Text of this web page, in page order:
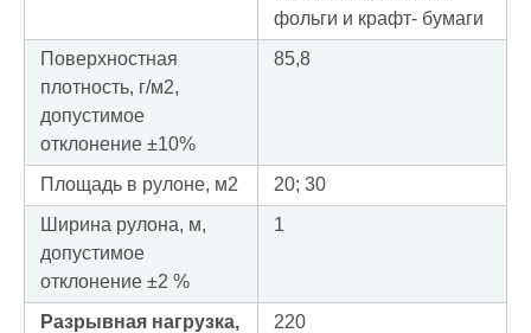
фольги и крафт- бумаги
Поверхностная
плотность, г/м2,
допустимое
отклонение ±10%
85,8
Площадь в рулоне, м2
20; 30
Ширина рулона, м,
допустимое
отклонение ±2 %
1
Разрывная нагрузка,
220